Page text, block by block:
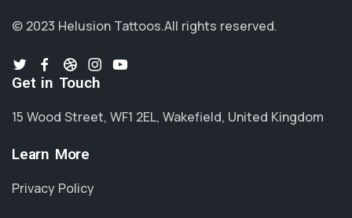
© 2023 Helusion Tattoos.All rights reserved.
Get in Touch
15 Wood Street, WF1 2EL, Wakefield, United Kingdom
Learn More
Privacy Policy